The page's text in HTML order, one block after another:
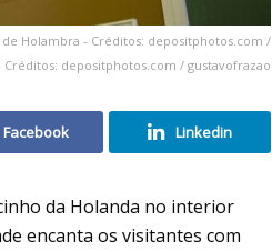
Holambra - Créditos: depositphotos.com /
Créditos: depositphotos.com / gustavofrazao
Facebook Linkedin
da Holanda no interior
encanta os visitantes com